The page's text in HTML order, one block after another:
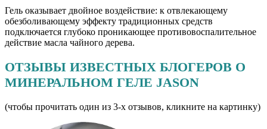
Гель оказывает двойное воздействие: к отвлекающему
обезболивающему эффекту традиционных средств
подключается глубоко проникающее противовоспалительное
действие масла чайного дерева.
ОТЗЫВЫ ИЗВЕСТНЫХ БЛОГЕРОВ О
МИНЕРАЛЬНОМ ГЕЛЕ JASON
(чтобы прочитать один из 3-х отзывов, кликните на картинку)